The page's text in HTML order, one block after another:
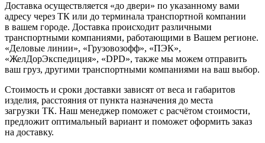
Доставка осуществляется «до двери» по указанному вами
адресу через ТК или до терминала транспортной компании
в вашем городе. Доставка происходит различными
транспортными компаниями, работающими в Вашем регионе.
«Деловые линии», «Грузовозофф», «ПЭК»,
«ЖелДорЭкспедиция», «DPD», также мы можем отправить
ваш груз, другими транспортными компаниями на ваш выбор.
Стоимость и сроки доставки зависят от веса и габаритов
изделия, расстояния от пункта назначения до места
загрузки ТК. Наш менеджер поможет с расчётом стоимости,
предложит оптимальный вариант и поможет оформить заказ
на доставку.